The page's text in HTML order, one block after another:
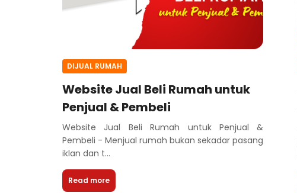
DIJUAL RUMAH
Website Jual Beli Rumah untuk
Penjual & Pembeli
Website Jual Beli Rumah untuk Penjual &
Pembeli - Menjual rumah bukan sekadar pasang
iklan dan t...
Read more